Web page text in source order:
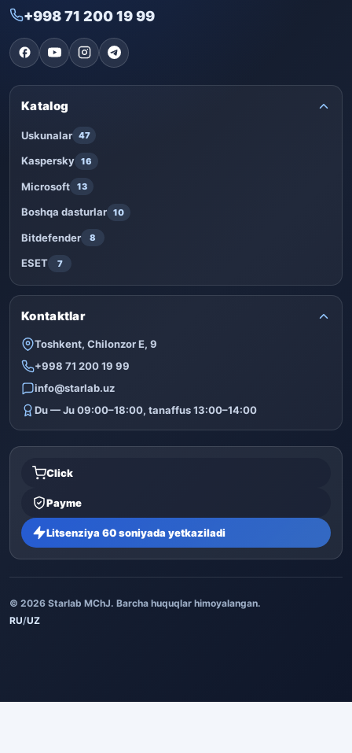
+998 71 200 19 99
Katalog
Uskunalar 47
Kaspersky 16
Microsoft 13
Boshqa dasturlar 10
Bitdefender 8
ESET 7
Kontaktlar
Toshkent, Chilonzor E, 9
+998 71 200 19 99
info@starlab.uz
Du — Ju 09:00–18:00, tanaffus 13:00–14:00
Click
Payme
Litsenziya 60 soniyada yetkaziladi
© 2026 Starlab MChJ. Barcha huquqlar himoyalangan.
RU/UZ